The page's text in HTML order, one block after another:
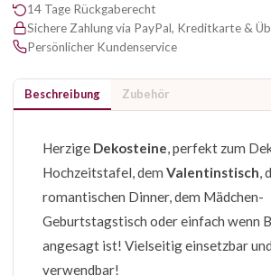
14 Tage Rückgaberecht
Sichere Zahlung via PayPal, Kreditkarte &
Persönlicher Kundenservice
Beschreibung Zubehör
Herzige Dekosteine , perfekt zum
Hochzeitstafel, dem Valentinstisch ,
romantischen Dinner, dem Mädchen-
Geburtstagstisch oder einfach wenn
angesagt ist! Vielseitig einsetzbar
verwendbar!